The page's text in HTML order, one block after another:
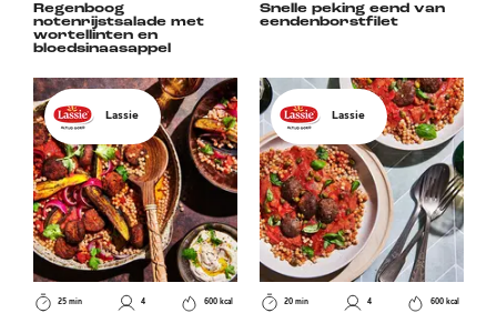
Regenboog
notenrijstsalade met
wortellinten en
bloedsinaasappel
Snelle peking eend van
eendenborstfilet
Lassie
25 min 4 600 kcal
Lassie
20 min 4 600 kcal